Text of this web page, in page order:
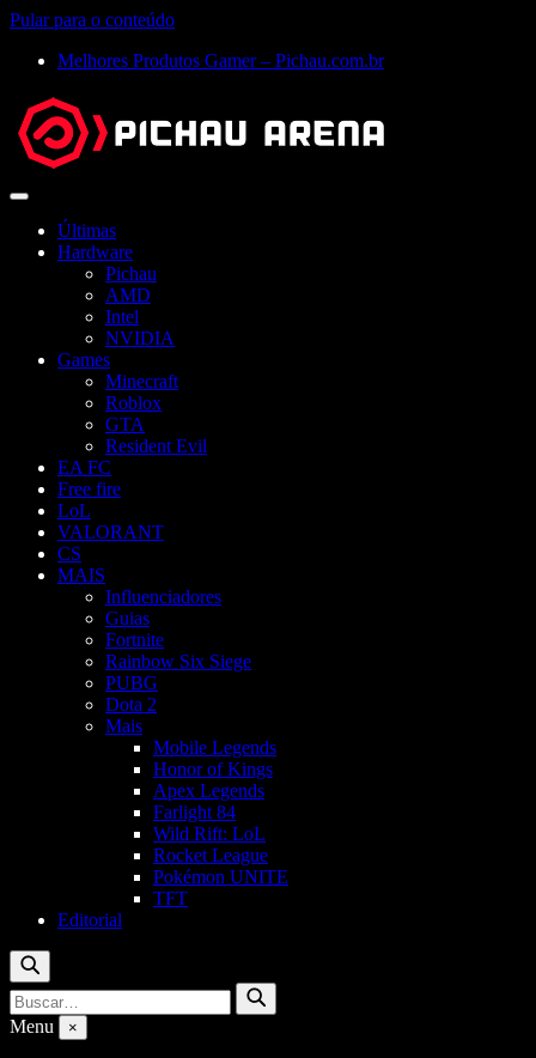
Pular para o conteúdo
Melhores Produtos Gamer – Pichau.com.br
Abrir
Últimas
Hardware
Pichau
AMD
Intel
NVIDIA
Games
Minecraft
Roblox
GTA
Resident Evil
EA FC
Free fire
LoL
VALORANT
CS
MAIS
Influenciadores
Guias
Fortnite
Rainbow Six Siege
PUBG
Dota 2
Mais
Mobile Legends
Honor of Kings
Apex Legends
Farlight 84
Wild Rift: LoL
Rocket League
Pokémon UNITE
TFT
Editorial
Buscar
Buscar
por:
Buscar
Menu ×